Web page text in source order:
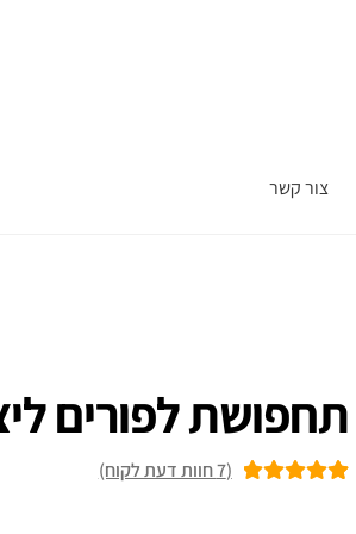
צור קשר
תחפושת לפורים
(
7חוות דעת לקוח)